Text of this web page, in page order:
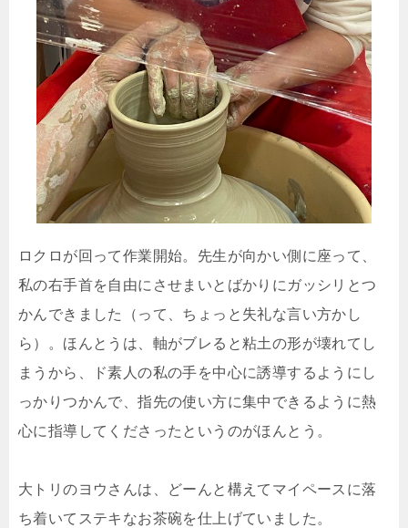
ロクロが回って作業開始。先生が向かい側に座って、
私の右手首を自由にさせまいとばかりにガッシリとつ
かんできました（って、ちょっと失礼な言い方かし
ら）。ほんとうは、軸がブレると粘土の形が壊れてし
まうから、ド素人の私の手を中心に誘導するようにし
っかりつかんで、指先の使い方に集中できるように熱
心に指導してくださったというのがほんとう。
大トリのヨウさんは、どーんと構えてマイペースに落
ち着いてステキなお茶碗を仕上げていました。